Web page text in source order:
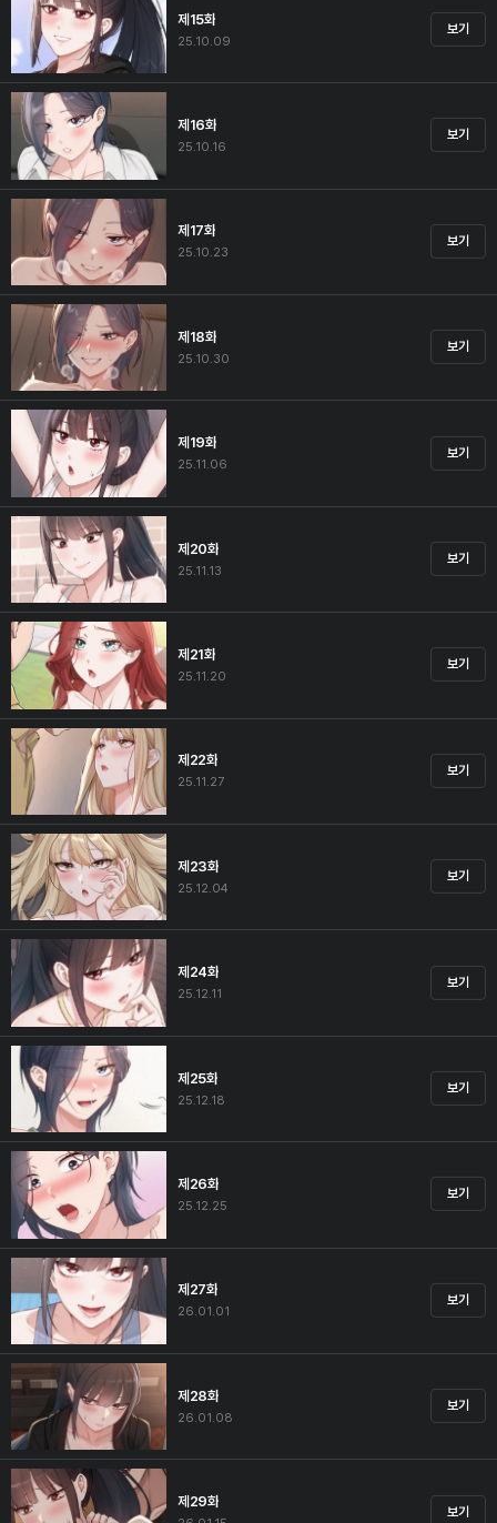
제15화
25.10.09
보기
제16화
25.10.16
보기
제17화
25.10.23
보기
제18화
25.10.30
보기
제19화
25.11.06
보기
제20화
25.11.13
보기
제21화
25.11.20
보기
제22화
25.11.27
보기
제23화
25.12.04
보기
제24화
25.12.11
보기
제25화
25.12.18
보기
제26화
25.12.25
보기
제27화
26.01.01
보기
제28화
26.01.08
보기
제29화
보기